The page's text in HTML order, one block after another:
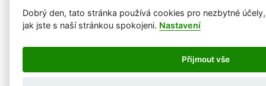
Dobrý den, tato stránka používá cookies pro nezbytné
jak jste s naší stránkou spokojeni. Nastavení
Přijmout vše